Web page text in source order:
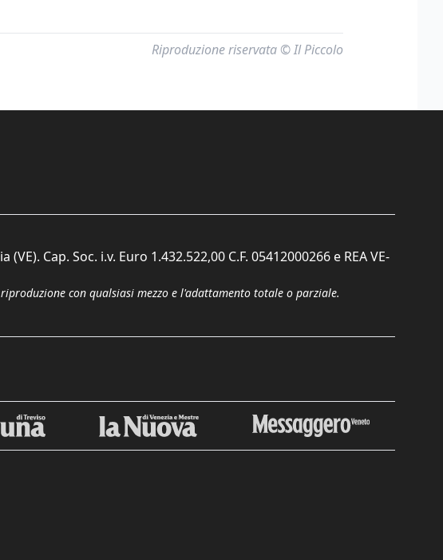
Riproduzione riservata © Il Piccolo
Cap. Soc. i.v. Euro 1.432.522,00 C.F. 05412000266 e REA VE-
con qualsiasi mezzo e l'adattamento totale o parziale.